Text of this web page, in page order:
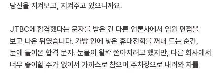
당신을 지켜보고, 지켜주고 있으니까요.
JTBC에 합격했다는 문자를 받은 건 다른 언론사에서 임원 면접을
보고 나온 뒤였습니다. 가방 안에 넣은 휴대전화를 꺼내 드는 순간,
눈에 들어온 합격 문자. 눈물이 왈칵 쏟아지려고 했지만, 다른 회사에서
너무 좋아할 수가 없어서 가까스로 참으며 주차장으로 내려와 차를